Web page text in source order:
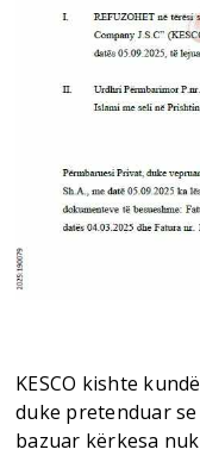
KESCO kishte
duke pretenduar
bazuar kërkesa